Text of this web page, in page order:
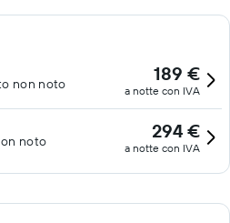
non noto 189 €
a notte con IVA
noto 294 €
a notte con IVA